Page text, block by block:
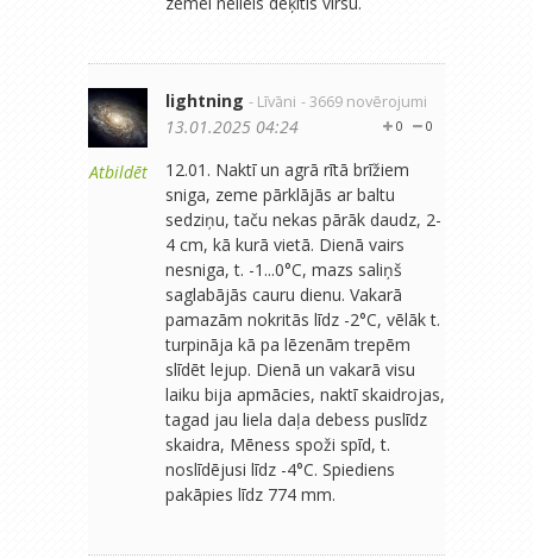
Atbildēt
lightning - Līvāni - 3669 novērojumi
0
0
13.01.2025 04:24
12.01. Naktī un agrā rītā brīžiem
sniga, zeme pārklājās ar baltu
sedziņu, taču nekas pārāk daudz, 2-
4 cm, kā kurā vietā. Dienā vairs
nesniga, t. -1...0°C, mazs saliņš
saglabājās cauru dienu. Vakarā
pamazām nokritās līdz -2°C, vēlāk t.
turpināja kā pa lēzenām trepēm
slīdēt lejup. Dienā un vakarā visu
laiku bija apmācies, naktī skaidrojas,
tagad jau liela daļa debess puslīdz
skaidra, Mēness spoži spīd, t.
noslīdējusi līdz -4°C. Spiediens
pakāpies līdz 774 mm.